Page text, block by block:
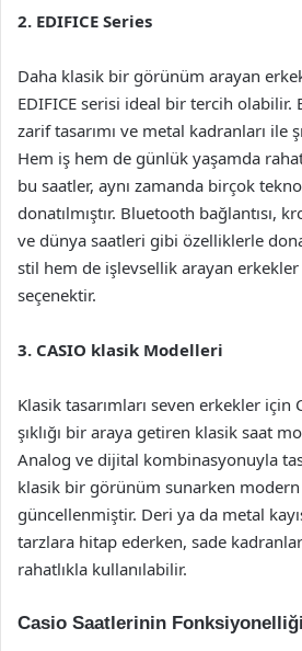
2. EDIFICE Series
Daha klasik bir görünüm arayan
EDIFICE serisi ideal bir tercih olabilir.
zarif tasarımı ve metal kadranları ile
Hem iş hem de günlük yaşamda
bu saatler, aynı zamanda birçok
donatılmıştır. Bluetooth bağlantısı,
ve dünya saatleri gibi özelliklerle
stil hem de işlevsellik arayan
seçenektir.
3. CASIO klasik Modelleri
Klasik tasarımları seven erkekler
şıklığı bir araya getiren klasik saat
Analog ve dijital kombinasyonuyla
klasik bir görünüm sunarken
güncellenmiştir. Deri ya da metal
tarzlara hitap ederken, sade
rahatlıkla kullanılabilir.
Casio Saatlerinin Fonksiyonelliği